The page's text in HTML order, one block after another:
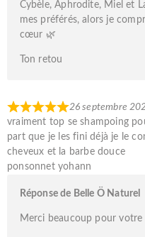
Cybèle, Aphrodite, Miel et
mes préférés, alors je
cœur 🌿
Ton retou
26 septembre
vraiment top se shampoing
part que je les fini déjà je le
cheveux et la barbe douce
ponsonnet yohann
Réponse de Belle Ö Naturel
Merci beaucoup pour votre